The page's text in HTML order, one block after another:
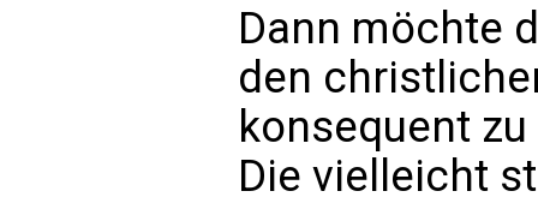
Dann möchte
den
konsequent
Die vielleicht